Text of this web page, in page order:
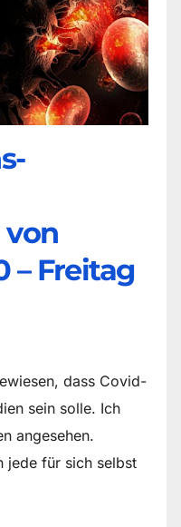
von
– Freitag
dass Covid-
sein solle. Ich
angesehen.
jede für sich selbst